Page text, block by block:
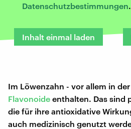
Datenschutzbestimmungen.
Inhalt einmal laden
Im Löwenzahn - vor allem in
Flavonoide enthalten. Das sind
die für ihre antioxidative
auch medizinisch genutzt